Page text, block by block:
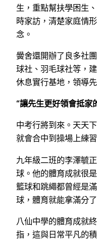
生，重點幫扶學困生
時家訪，清楚家庭情
念。
黌舍還開辦了良多社
球社、羽毛球社等，
休息實行基地，領導
“讓先生更好領會抵家
中考行將到來。天天
就會合中到操場上練
九年級二班的李澤毓
球。他的體育成就很
籃球和跳繩都曾經是
球，體育就能拿滿分
八仙中學的體育成就
指，這與日常平凡的